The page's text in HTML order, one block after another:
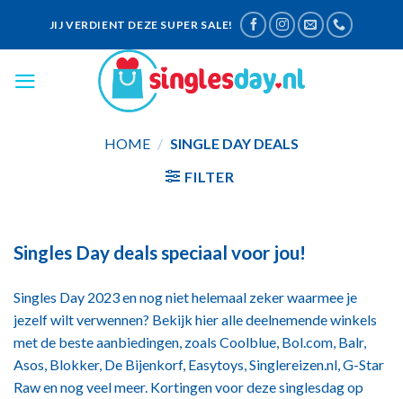
content
JIJ VERDIENT DEZE SUPER SALE!
HOME / SINGLE DAY DEALS
FILTER
Singles Day deals speciaal voor jou!
Singles Day 2023 en nog niet helemaal zeker waarmee je
jezelf wilt verwennen? Bekijk hier alle deelnemende winkels
met de beste aanbiedingen, zoals Coolblue, Bol.com, Balr,
Asos, Blokker, De Bijenkorf, Easytoys, Singlereizen.nl, G-Star
Raw en nog veel meer. Kortingen voor deze singlesdag op